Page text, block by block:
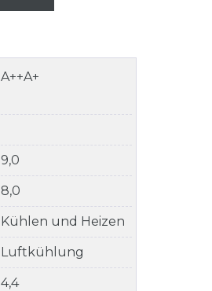
A++A+
9,0
8,0
Kühlen und Heizen
Luftkühlung
4,4